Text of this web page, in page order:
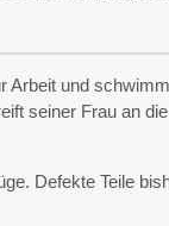
Arbeit und
seiner Frau an die
Defekte Teile